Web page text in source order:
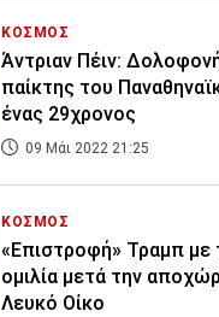
ΚΟΣΜΟΣ
Άντριαν Πέιν:
παίκτης του
ένας 29χρονος
09 Μάι 2022 21:25
ΚΟΣΜΟΣ
«Επιστροφή» Τραμπ με
ομιλία μετά την
Λευκό Οίκο